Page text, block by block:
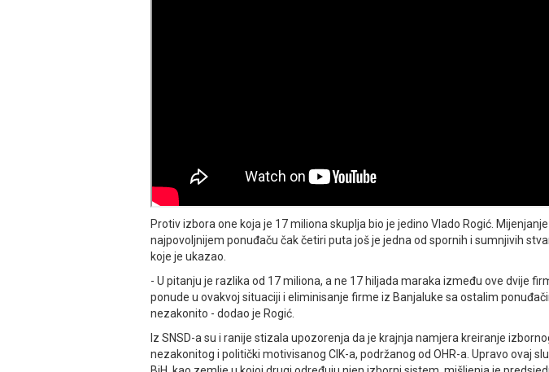
Protiv izbora one koja je 17 miliona skuplja bio je jedino Vlado Rogić.
najpovoljnijem ponuđaču čak četiri puta još je jedna od spornih i sumnjivih
koje je ukazao.
- U pitanju je razlika od 17 miliona, a ne 17 hiljada maraka između ove dvije
ponude u ovakvoj situaciji i eliminisanje firme iz Banjaluke sa ostalim
nezakonito - dodao je Rogić.
Iz SNSD-a su i ranije stizala upozorenja da je krajnja namjera kreiranje
nezakonitog i politički motivisanog CIK-a, podržanog od OHR-a. Upravo ovaj